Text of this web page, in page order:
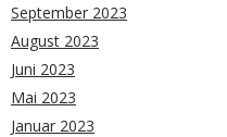
September 2023
August 2023
Juni 2023
Mai 2023
Januar 2023